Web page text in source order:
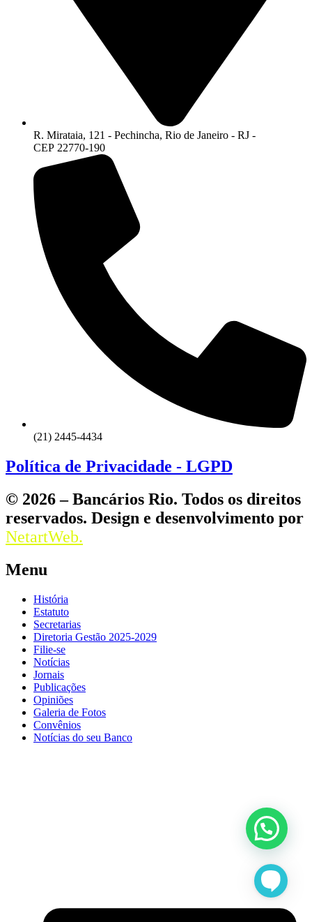
R. Mirataia, 121 - Pechincha, Rio de Janeiro - RJ -
CEP 22770-190
(21) 2445-4434
Política de Privacidade - LGPD
© 2026 – Bancários Rio. Todos os direitos
reservados. Design e desenvolvimento por
NetartWeb.
Menu
História
Estatuto
Secretarias
Diretoria Gestão 2025-2029
Filie-se
Notícias
Jornais
Publicações
Opiniões
Galeria de Fotos
Convênios
Notícias do seu Banco